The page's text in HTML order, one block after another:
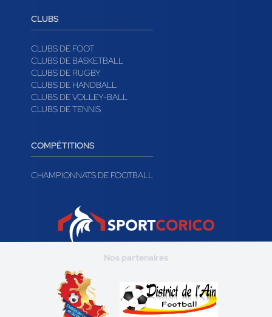
CLUBS
CLUBS DE FOOT
CLUBS DE BASKETBALL
CLUBS DE RUGBY
CLUBS DE HANDBALL
CLUBS DE VOLLEY-BALL
CLUBS DE TENNIS
COMPÉTITIONS
CHAMPIONNATS DE FOOTBALL
Nos partenaires